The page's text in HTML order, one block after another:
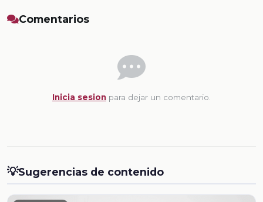
Comentarios
Inicia sesion para dejar un comentario.
💡Sugerencias de contenido